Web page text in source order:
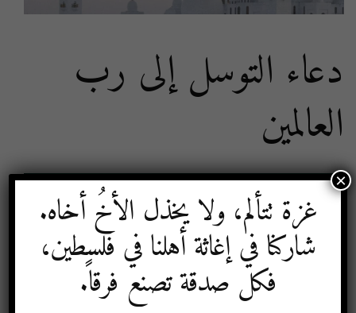
دعاء التوسل إلى رب
العالمين
غزة تتألم، ولا يخذل الأخُ أخاه.
شاركنا في إغاثة أهلنا في فلسطين،
فكل صدقة تصنع فرقاً.
×